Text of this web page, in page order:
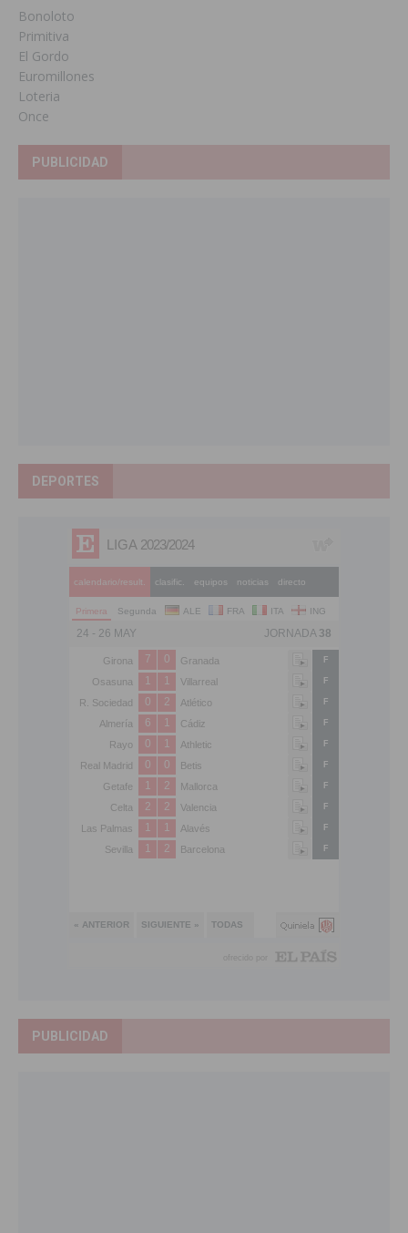
Bonoloto
Primitiva
El Gordo
Euromillones
Loteria
Once
PUBLICIDAD
DEPORTES
PUBLICIDAD